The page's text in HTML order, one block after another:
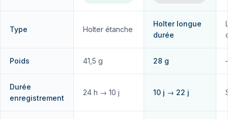
Type Holter étanche
Holter longue
durée
Poids 41,5 g 28 g
Durée
enregistrement
24 h → 10 j 10 j → 22 j